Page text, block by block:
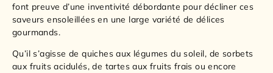
font preuve d’une inventivité débordante pour décliner ces
saveurs ensoleillées en une large variété de délices
gourmands.
Qu’il s’agisse de quiches aux légumes du soleil, de sorbets
aux fruits acidulés, de tartes aux fruits frais ou encore